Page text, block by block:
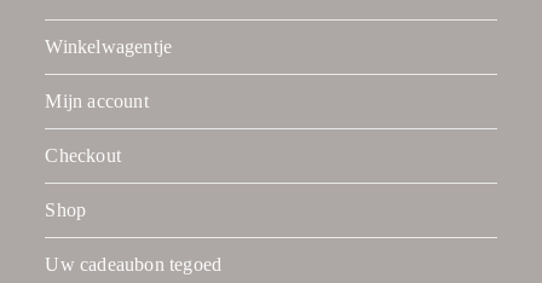
Winkelwagentje
Mijn account
Checkout
Shop
Uw cadeaubon tegoed